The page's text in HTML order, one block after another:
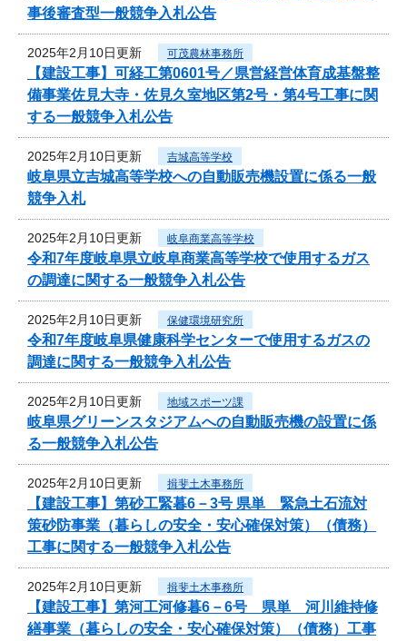
事後審査型一般競争入札公告
2025年2月10日更新 可茂農林事務所
【建設工事】可経工第0601号／県営経営体育成基盤整
備事業佐見大寺・佐見久室地区第2号・第4号工事に関
する一般競争入札公告
2025年2月10日更新 吉城高等学校
岐阜県立吉城高等学校への自動販売機設置に係る一般
競争入札
2025年2月10日更新 岐阜商業高等学校
令和7年度岐阜県立岐阜商業高等学校で使用するガス
の調達に関する一般競争入札公告
2025年2月10日更新 保健環境研究所
令和7年度岐阜県健康科学センターで使用するガスの
調達に関する一般競争入札公告
2025年2月10日更新 地域スポーツ課
岐阜県グリーンスタジアムへの自動販売機の設置に係
る一般競争入札公告
2025年2月10日更新 揖斐土木事務所
【建設工事】第砂工緊暮6－3号 県単 緊急土石流対
策砂防事業（暮らしの安全・安心確保対策）（債務）
工事に関する一般競争入札公告
2025年2月10日更新 揖斐土木事務所
【建設工事】第河工河修暮6－6号 県単 河川維持修
繕事業（暮らしの安全・安心確保対策）（債務）工事